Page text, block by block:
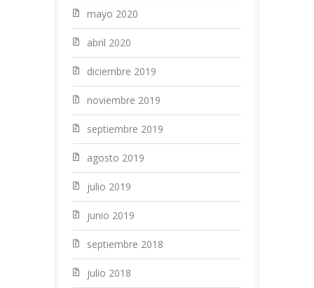
mayo 2020
abril 2020
diciembre 2019
noviembre 2019
septiembre 2019
agosto 2019
julio 2019
junio 2019
septiembre 2018
julio 2018